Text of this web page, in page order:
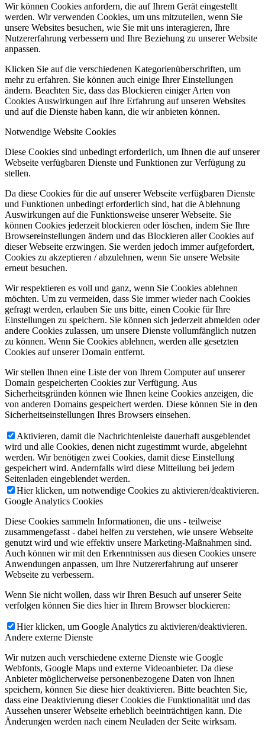
Wir können Cookies anfordern, die auf Ihrem Gerät eingestellt
werden. Wir verwenden Cookies, um uns mitzuteilen, wenn Sie
unsere Websites besuchen, wie Sie mit uns interagieren, Ihre
Nutzererfahrung verbessern und Ihre Beziehung zu unserer Website
anpassen.
Klicken Sie auf die verschiedenen Kategorienüberschriften, um
mehr zu erfahren. Sie können auch einige Ihrer Einstellungen
ändern. Beachten Sie, dass das Blockieren einiger Arten von
Cookies Auswirkungen auf Ihre Erfahrung auf unseren Websites
und auf die Dienste haben kann, die wir anbieten können.
Notwendige Website Cookies
Diese Cookies sind unbedingt erforderlich, um Ihnen die auf unserer
Webseite verfügbaren Dienste und Funktionen zur Verfügung zu
stellen.
Da diese Cookies für die auf unserer Webseite verfügbaren Dienste
und Funktionen unbedingt erforderlich sind, hat die Ablehnung
Auswirkungen auf die Funktionsweise unserer Webseite. Sie
können Cookies jederzeit blockieren oder löschen, indem Sie Ihre
Browsereinstellungen ändern und das Blockieren aller Cookies auf
dieser Webseite erzwingen. Sie werden jedoch immer aufgefordert,
Cookies zu akzeptieren / abzulehnen, wenn Sie unsere Website
erneut besuchen.
Wir respektieren es voll und ganz, wenn Sie Cookies ablehnen
möchten. Um zu vermeiden, dass Sie immer wieder nach Cookies
gefragt werden, erlauben Sie uns bitte, einen Cookie für Ihre
Einstellungen zu speichern. Sie können sich jederzeit abmelden oder
andere Cookies zulassen, um unsere Dienste vollumfänglich nutzen
zu können. Wenn Sie Cookies ablehnen, werden alle gesetzten
Cookies auf unserer Domain entfernt.
Wir stellen Ihnen eine Liste der von Ihrem Computer auf unserer
Domain gespeicherten Cookies zur Verfügung. Aus
Sicherheitsgründen können wie Ihnen keine Cookies anzeigen, die
von anderen Domains gespeichert werden. Diese können Sie in den
Sicherheitseinstellungen Ihres Browsers einsehen.
Aktivieren, damit die Nachrichtenleiste dauerhaft ausgeblendet
wird und alle Cookies, denen nicht zugestimmt wurde, abgelehnt
werden. Wir benötigen zwei Cookies, damit diese Einstellung
gespeichert wird. Andernfalls wird diese Mitteilung bei jedem
Seitenladen eingeblendet werden.
Hier klicken, um notwendige Cookies zu aktivieren/deaktivieren.
Google Analytics Cookies
Diese Cookies sammeln Informationen, die uns - teilweise
zusammengefasst - dabei helfen zu verstehen, wie unsere Webseite
genutzt wird und wie effektiv unsere Marketing-Maßnahmen sind.
Auch können wir mit den Erkenntnissen aus diesen Cookies unsere
Anwendungen anpassen, um Ihre Nutzererfahrung auf unserer
Webseite zu verbessern.
Wenn Sie nicht wollen, dass wir Ihren Besuch auf unserer Seite
verfolgen können Sie dies hier in Ihrem Browser blockieren:
Hier klicken, um Google Analytics zu aktivieren/deaktivieren.
Andere externe Dienste
Wir nutzen auch verschiedene externe Dienste wie Google
Webfonts, Google Maps und externe Videoanbieter. Da diese
Anbieter möglicherweise personenbezogene Daten von Ihnen
speichern, können Sie diese hier deaktivieren. Bitte beachten Sie,
dass eine Deaktivierung dieser Cookies die Funktionalität und das
Aussehen unserer Webseite erheblich beeinträchtigen kann. Die
Änderungen werden nach einem Neuladen der Seite wirksam.